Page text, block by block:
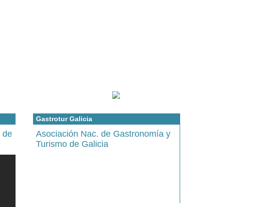
de
Gastrotur Galicia
Asociación Nac. de Gastronomía y
Turismo de Galicia